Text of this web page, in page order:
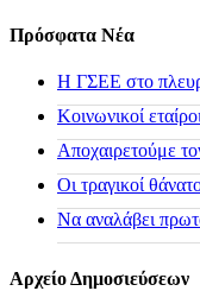
Πρόσφατα Νέα
H ΓΣΕΕ στο
Κοινωνικοί
Αποχαιρετούμε
Οι τραγικοί
Να αναλάβει
Αρχείο Δημοσιεύσεων